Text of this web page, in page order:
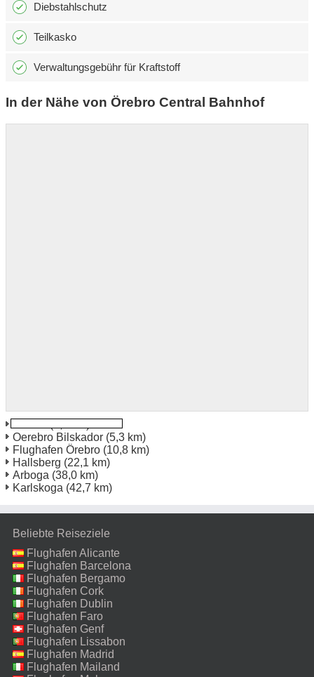
Diebstahlschutz
Teilkasko
Verwaltungsgebühr für Kraftstoff
In der Nähe von Örebro Central Bahnhof
Oerebro Bilskador (5,3 km)
Flughafen Örebro (10,8 km)
Hallsberg (22,1 km)
Arboga (38,0 km)
Karlskoga (42,7 km)
Beliebte Reiseziele
Flughafen Alicante
Flughafen Barcelona
Flughafen Bergamo
Flughafen Cork
Flughafen Dublin
Flughafen Faro
Flughafen Genf
Flughafen Lissabon
Flughafen Madrid
Flughafen Mailand